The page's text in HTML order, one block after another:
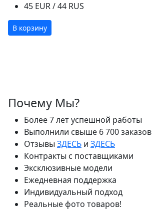
45 EUR / 44 RUS
В корзину
Почему Мы?
Более 7 лет успешной работы
Выполнили свыше 6 700 заказов
Отзывы ЗДЕСЬ и ЗДЕСЬ
Контракты с поставщиками
Эксклюзивные модели
Ежедневная поддержка
Индивидуальный подход
Реальные фото товаров!